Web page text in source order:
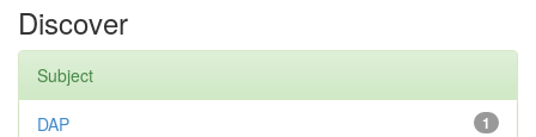
Discover
Subject
1
DAP